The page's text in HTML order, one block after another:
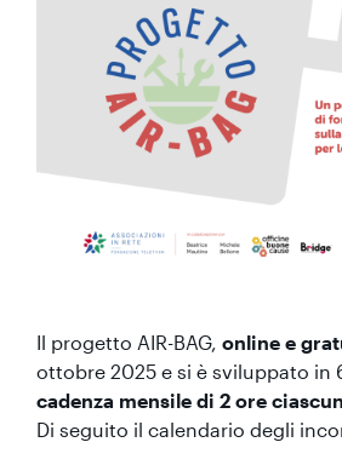
Il progetto AIR-BAG, online e
ottobre 2025 e si è sviluppato in
cadenza mensile di 2 ore
Di seguito il calendario degli